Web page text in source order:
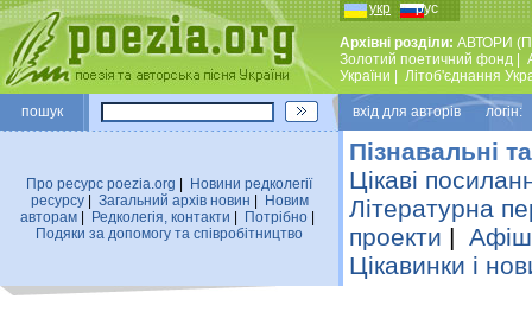
укр рус
Архівні розділи: АВТОРИ
Золотий поетичний фонд
України
Лiтоб'єднання
пошук вхiд для авторiв логін:
Про ресурс poezia.org
Новини редколегiї
ресурсу| Загальний архiв новин
Новим
авторам
Редколегiя, контакти Потрiбно
Подяки за допомогу та співробітництво
Пізнавальні
Цікаві
Літературна
проекти |
Цікавинки і